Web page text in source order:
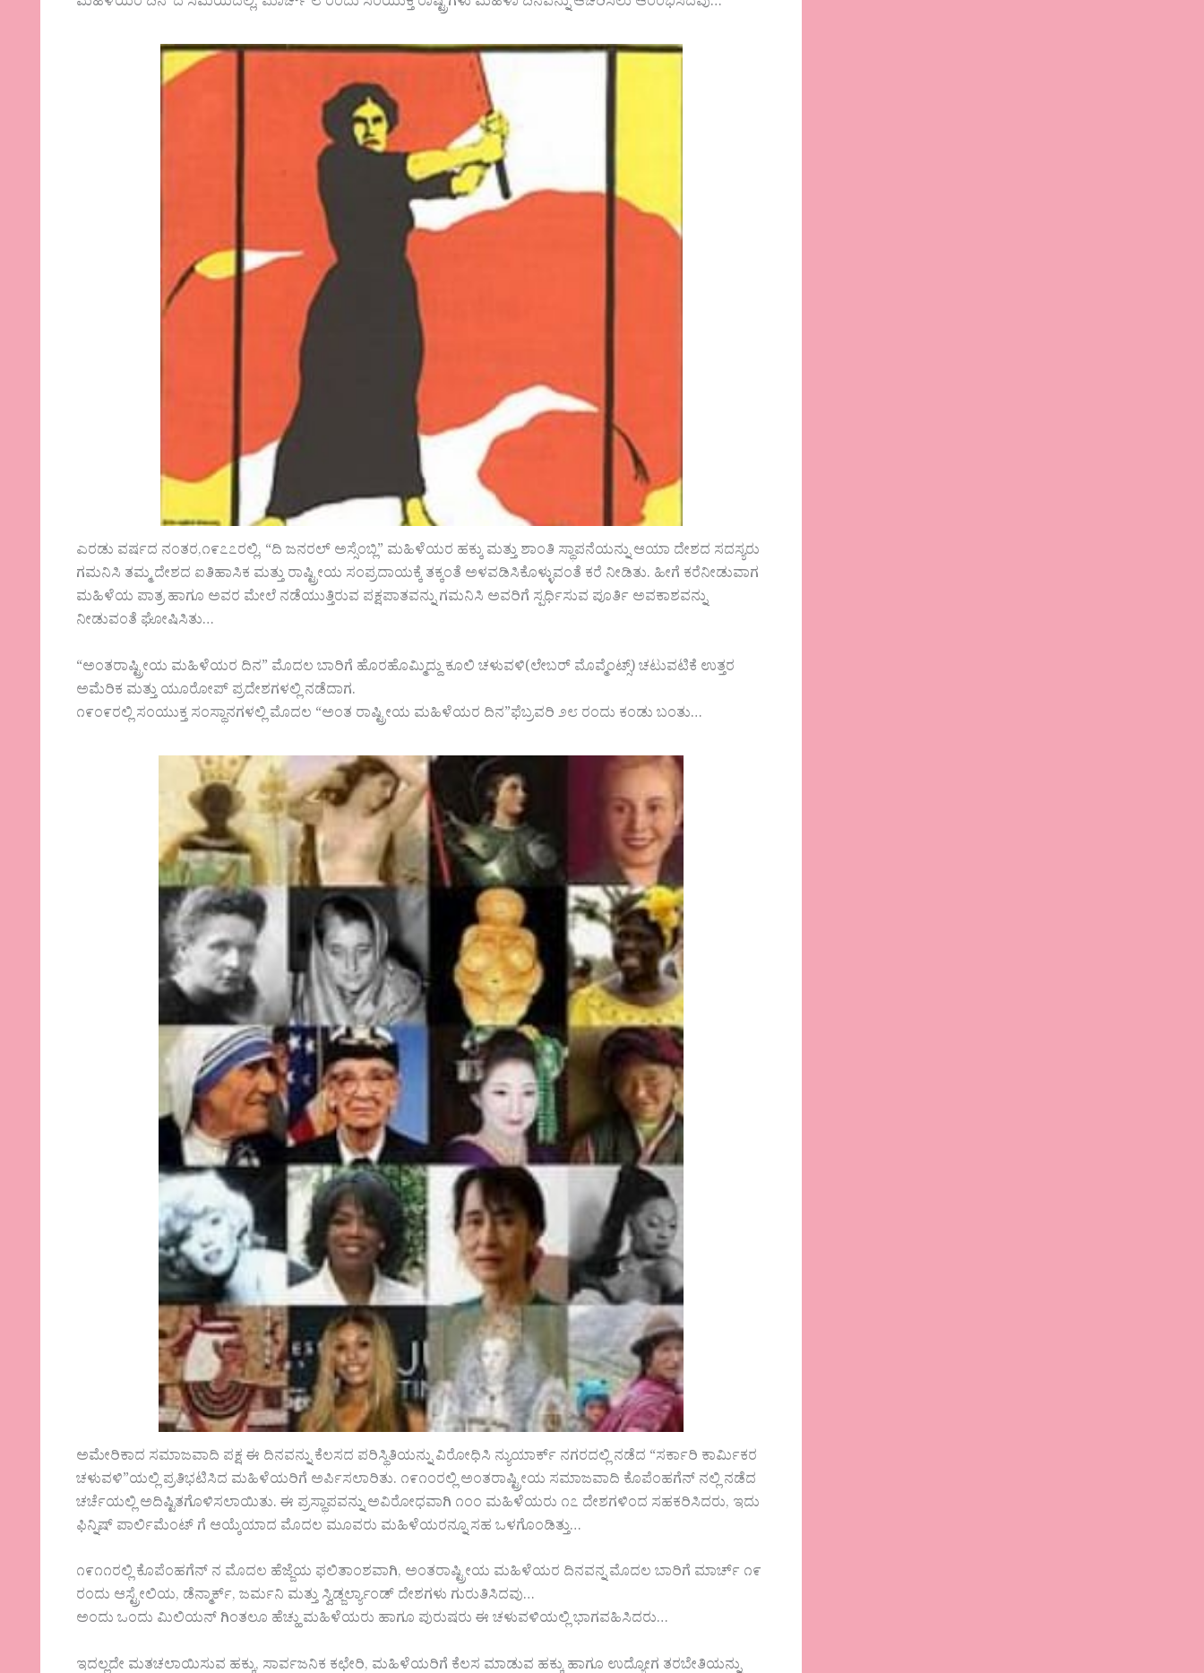
ಎರಡು ವರ್ಷದ ನಂತರ,೧೯೭೭ರಲ್ಲಿ, “ದಿ ಜನರಲ್ ಅಸ್ಸೆಂಬ್ಲಿ” ಮಹಿಳೆಯರ ಹಕ್ಕು ಮತ್ತು ಶಾಂತಿ ಸ್ಥಾಪನೆಯನ್ನು ಆಯಾ ದೇಶದ ಸದಸ್ಯರು
ಗಮನಿಸಿ ತಮ್ಮ ದೇಶದ ಐತಿಹಾಸಿಕ ಮತ್ತು ರಾಷ್ಟ್ರೀಯ ಸಂಪ್ರದಾಯಕ್ಕೆ ತಕ್ಕಂತೆ ಅಳವಡಿಸಿಕೊಳ್ಳುವಂತೆ ಕರೆ ನೀಡಿತು. ಹೀಗೆ ಕರೆನೀಡುವಾಗ
ಮಹಿಳೆಯ ಪಾತ್ರ ಹಾಗೂ ಅವರ ಮೇಲೆ ನಡೆಯುತ್ತಿರುವ ಪಕ್ಷಪಾತವನ್ನು ಗಮನಿಸಿ ಅವರಿಗೆ ಸ್ಪರ್ಧಿಸುವ ಪೂರ್ತಿ ಅವಕಾಶವನ್ನು
ನೀಡುವಂತೆ ಘೋಷಿಸಿತು…
“ಅಂತರಾಷ್ಟ್ರೀಯ ಮಹಿಳೆಯರ ದಿನ” ಮೊದಲ ಬಾರಿಗೆ ಹೊರಹೊಮ್ಮಿದ್ದು ಕೂಲಿ ಚಳುವಳಿ(ಲೇಬರ್ ಮೊವ್ಮೆಂಟ್ಸ್) ಚಟುವಟಿಕೆ ಉತ್ತರ
ಅಮೆರಿಕ ಮತ್ತು ಯೂರೋಪ್ ಪ್ರದೇಶಗಳಲ್ಲಿ ನಡೆದಾಗ.
೧೯೦೯ರಲ್ಲಿ ಸಂಯುಕ್ತ ಸಂಸ್ಥಾನಗಳಲ್ಲಿ ಮೊದಲ “ಅಂತ ರಾಷ್ಟ್ರೀಯ ಮಹಿಳೆಯರ ದಿನ”ಫೆಬ್ರವರಿ ೨೮ ರಂದು ಕಂಡು ಬಂತು…
ಅಮೇರಿಕಾದ ಸಮಾಜವಾದಿ ಪಕ್ಷ ಈ ದಿನವನ್ನು ಕೆಲಸದ ಪರಿಸ್ಥಿತಿಯನ್ನು ವಿರೋಧಿಸಿ ನ್ಯುಯಾರ್ಕ್ ನಗರದಲ್ಲಿ ನಡೆದ “ಸರ್ಕಾರಿ ಕಾರ್ಮಿಕರ
ಚಳುವಳಿ”ಯಲ್ಲಿ ಪ್ರತಿಭಟಿಸಿದ ಮಹಿಳೆಯರಿಗೆ ಅರ್ಪಿಸಲಾರಿತು. ೧೯೧೦ರಲ್ಲಿ ಅಂತರಾಷ್ಟ್ರೀಯ ಸಮಾಜವಾದಿ ಕೊಪೆಂಹಗೆನ್ ನಲ್ಲಿ ನಡೆದ
ಚರ್ಚೆಯಲ್ಲಿ ಅದಿಷ್ಟಿತಗೊಳಿಸಲಾಯಿತು. ಈ ಪ್ರಸ್ಥಾಪವನ್ನು ಅವಿರೋಧವಾಗಿ ೧೦೦ ಮಹಿಳೆಯರು ೧೭ ದೇಶಗಳಿಂದ ಸಹಕರಿಸಿದರು, ಇದು
ಫಿನ್ನಿಷ್ ಪಾರ್ಲಿಮೆಂಟ್ ಗೆ ಆಯ್ಕೆಯಾದ ಮೊದಲ ಮೂವರು ಮಹಿಳೆಯರನ್ನೂ ಸಹ ಒಳಗೊಂಡಿತ್ತು…
೧೯೧೧ರಲ್ಲಿ ಕೊಪೆಂಹಗೆನ್ ನ ಮೊದಲ ಹೆಜ್ಜೆಯ ಫಲಿತಾಂಶವಾಗಿ, ಅಂತರಾಷ್ಟ್ರೀಯ ಮಹಿಳೆಯರ ದಿನವನ್ನ ಮೊದಲ ಬಾರಿಗೆ ಮಾರ್ಚ್ ೧೯
ರಂದು ಆಸ್ಟ್ರೇಲಿಯ, ಡೆನ್ಮಾರ್ಕ್, ಜರ್ಮನಿ ಮತ್ತು ಸ್ವಿಡ್ಜರ್ಲ್ಯಾಂಡ್ ದೇಶಗಳು ಗುರುತಿಸಿದವು…
ಅಂದು ಒಂದು ಮಿಲಿಯನ್ ಗಿಂತಲೂ ಹೆಚ್ಹು ಮಹಿಳೆಯರು ಹಾಗೂ ಪುರುಷರು ಈ ಚಳುವಳಿಯಲ್ಲಿ ಭಾಗವಹಿಸಿದರು…
ಇದಲ್ಲದೇ ಮತಚಲಾಯಿಸುವ ಹಕ್ಕು, ಸಾರ್ವಜನಿಕ ಕಛೇರಿ, ಮಹಿಳೆಯರಿಗೆ ಕೆಲಸ ಮಾಡುವ ಹಕ್ಕು ಹಾಗೂ ಉದ್ಯೋಗ ತರಬೇತಿಯನ್ನು